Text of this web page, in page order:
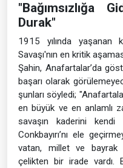
"Bağımsızlığa
Durak"
1915 yılında yaşanan
Savaşı'nın en kritik
Şahin, Anafartalar’da
başarı olarak
şunları söyledi;
en büyük ve en anlamlı
savaşın kaderini kendi
Conkbayırı’nı ele
vatan, millet ve bayrak
çelikten bir irade vardı.